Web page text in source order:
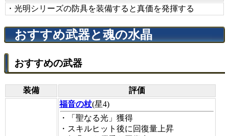
・光明シリーズの防具を装備すると真価を発揮する
おすすめ武器と魂の水晶
おすすめの武器
装備
評価
福音の杖(星4)
・「聖なる光」獲得
・スキルヒット後に回復量上昇